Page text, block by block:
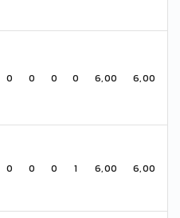
0 0 0 0 6,00 6,00
0 0 0 1 6,00 6,00